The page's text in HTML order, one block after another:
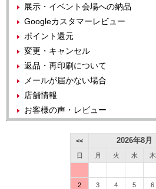
展示・イベント会場への納品
Googleカスタマーレビュー
ポイント還元
変更・キャンセル
返品・再印刷について
メールが届かない場合
店舗情報
お客様の声・レビュー
<< 2026年8月
日 月 火 水 木
2 3 4 5 6